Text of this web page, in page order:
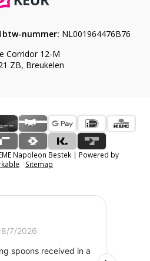
Corridor 12-M
ZB, Breukelen
btw-nummer: NL001964476B76
Napoleon Bestek | Powered by
Sitemap